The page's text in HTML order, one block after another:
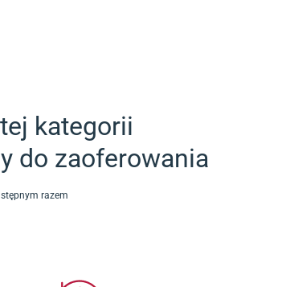
kategorii
do zaoferowania
razem